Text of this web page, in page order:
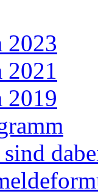
2023
2021
2019